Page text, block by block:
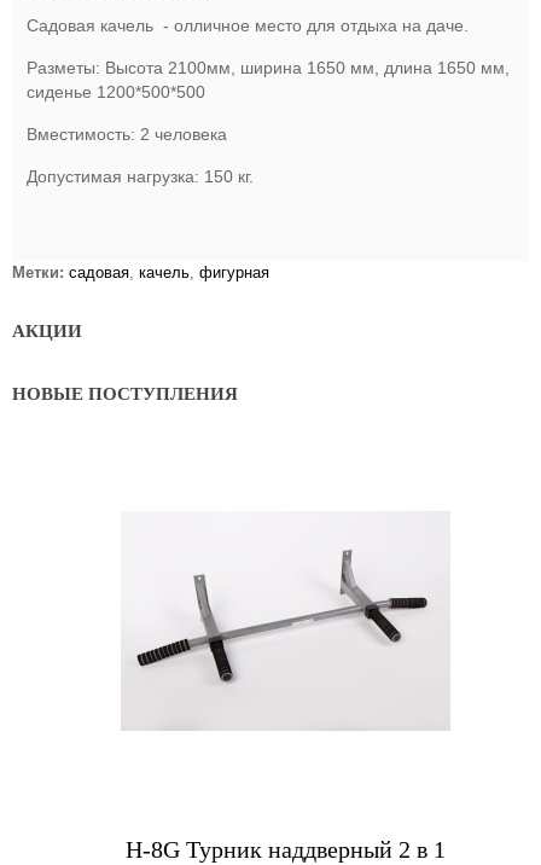
Садовая качель - олличное место для отдыха на даче.
Разметы: Высота 2100мм, ширина 1650 мм, длина 1650 мм,
сиденье 1200*500*500
Вместимость: 2 человека
Допустимая нагрузка: 150 кг.
Метки: садовая, качель, фигурная
АКЦИИ
НОВЫЕ ПОСТУПЛЕНИЯ
Н-8G Турник наддверный 2 в 1